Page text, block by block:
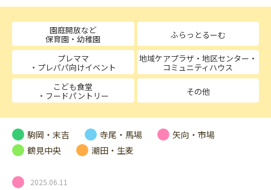
園庭開放など
保育園・幼稚園 ふらっとるーむ
プレママ
・プレパパ向けイベント
地域ケアプラザ・地区センター・
コミュニティハウス
こども食堂
・フードパントリー その他
駒岡・末吉 寺尾・馬場
矢向・市場
鶴見中央
潮田・生麦
2025.06.11